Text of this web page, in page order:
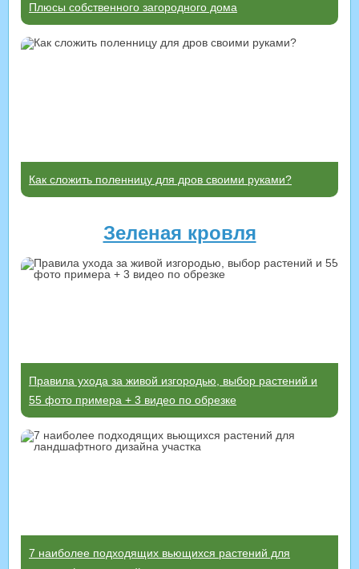
Плюсы собственного загородного дома
Как сложить поленницу для дров своими руками?
Зеленая кровля
Правила ухода за живой изгородью, выбор растений и
55 фото примера + 3 видео по обрезке
7 наиболее подходящих вьющихся растений для